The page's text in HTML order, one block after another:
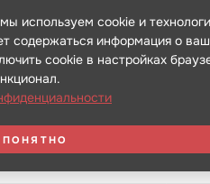
используем cookie и
содержаться информация о
cookie в настройках
ПОНЯТНО